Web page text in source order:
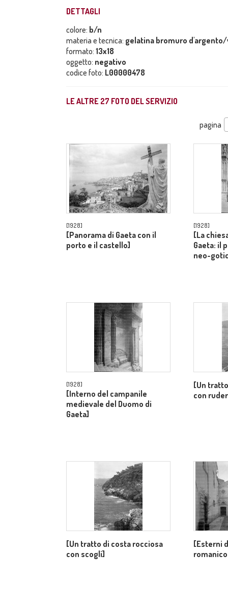
DETTAGLI
colore: b/n
materia e tecnica: gelatina bromuro
formato: 13x18
oggetto: negativo
codice foto: L00000478
LE ALTRE 27 FOTO DEL SERVIZIO
pagina
[1928]
[Panorama di Gaeta con il
porto e il castello]
[1928]
[La
Gaeta: il
neo-
[1928]
[Interno del campanile
medievale del Duomo di
Gaeta]
[Un
con
[Un tratto di costa rocciosa
con scogli]
[Esterni